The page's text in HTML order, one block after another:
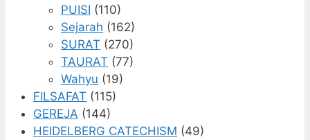
PUISI (110)
Sejarah (162)
SURAT (270)
TAURAT (77)
Wahyu (19)
FILSAFAT (115)
GEREJA (144)
HEIDELBERG CATECHISM (49)